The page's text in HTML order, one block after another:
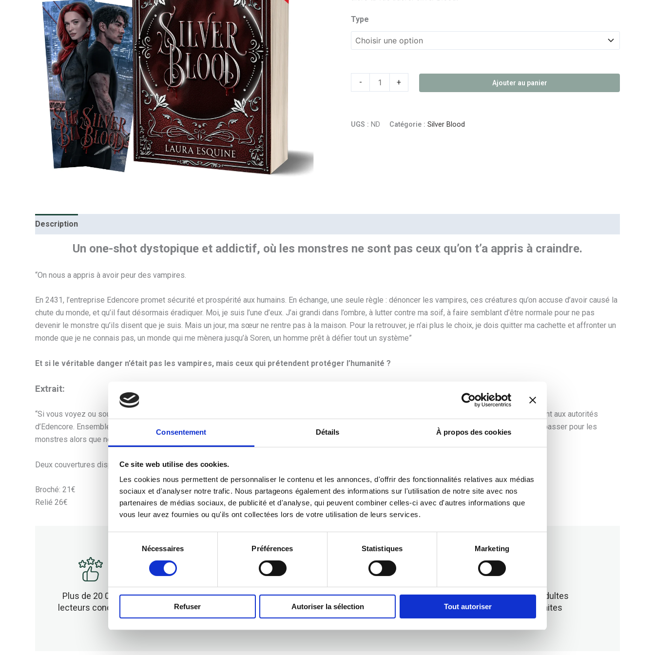
Consentement Détails À propos des cookies
Ce site web utilise des cookies.
Les cookies nous permettent de personnaliser le contenu et les annonces, d'offrir des fonctionnalités relatives aux médias
sociaux et d'analyser notre trafic. Nous partageons également des informations sur l'utilisation de notre site avec nos
partenaires de médias sociaux, de publicité et d'analyse, qui peuvent combiner celles-ci avec d'autres informations que
vous leur avez fournies ou qu'ils ont collectées lors de votre utilisation de leurs services.
consentement
Nécessaires Préférences Statistiques Marketing
Refuser Autoriser la sélection Tout autoriser
Type
- + Ajouter au panier
UGS : ND Catégorie : Silver Blood
Description
Un one-shot dystopique et addictif, où les monstres ne sont pas ceux qu’on t’a appris à craindre.
“On nous a appris à avoir peur des vampires.
En 2431, l’entreprise Edencore promet sécurité et prospérité aux humains. En échange, une seule règle : dénoncer les vampires, ces créatures qu’on accuse d’avoir causé la
chute du monde, et qu’il faut désormais éradiquer. Moi, je suis l’une d’eux. J’ai grandi dans l’ombre, à lutter contre ma soif, à faire semblant d’être normale pour ne pas
devenir le monstre qu’ils disent que je suis. Mais un jour, ma sœur ne rentre pas à la maison. Pour la retrouver, je n’ai plus le choix, je dois quitter ma cachette et affronter un
monde que je ne connais pas, un monde qui me mènera jusqu’à Soren, un homme prêt à défier tout un système”
Et si le véritable danger n’était pas les vampires, mais ceux qui prétendent protéger l’humanité ?
Extrait:
“Si vous voyez ou soupçonnez la présence d’un vampire ou de toute personne agissant contre le bien-être de notre société, signalez-le immédiatement aux autorités
d’Edencore. Ensemble, nous protégerons notre avenir.”
L’écran s’éteint, plongeant la rue dans la lumière froide des néons. C’est une farce ! Nous faire passer pour les
monstres alors que nous cherchons seulement à vivre.
Deux couvertures disponibles en fonction de ton envie❤️‍🔥.
Broché: 21€
Relié 26€
Plus de 20 000
lecteurs conquis
Des romances
sans toxicité
La fantasy sous
toutes ses formes
Émotions
Héroïnes adultes
et imparfaites